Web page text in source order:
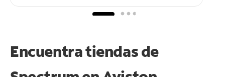
Encuentra tiendas de